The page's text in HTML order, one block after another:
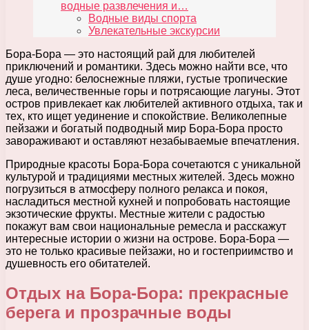
водные развлечения и…
Водные виды спорта
Увлекательные экскурсии
Бора-Бора — это настоящий рай для любителей
приключений и романтики. Здесь можно найти все, что
душе угодно: белоснежные пляжи, густые тропические
леса, величественные горы и потрясающие лагуны. Этот
остров привлекает как любителей активного отдыха, так и
тех, кто ищет уединение и спокойствие. Великолепные
пейзажи и богатый подводный мир Бора-Бора просто
завораживают и оставляют незабываемые впечатления.
Природные красоты Бора-Бора сочетаются с уникальной
культурой и традициями местных жителей. Здесь можно
погрузиться в атмосферу полного релакса и покоя,
насладиться местной кухней и попробовать настоящие
экзотические фрукты. Местные жители с радостью
покажут вам свои национальные ремесла и расскажут
интересные истории о жизни на острове. Бора-Бора —
это не только красивые пейзажи, но и гостеприимство и
душевность его обитателей.
Отдых на Бора-Бора: прекрасные
берега и прозрачные воды